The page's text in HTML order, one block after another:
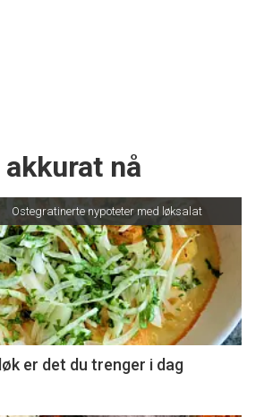
nå
Ostegratinerte nypoteter med løksalat
er det du trenger i dag